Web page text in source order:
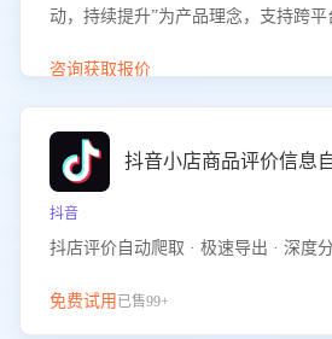
动，持续提升”为产品理念，支持跨
升客服团队的销服能力。
咨询获取报价
抖音小店商品评价信息
抖音
抖店评价自动爬取 · 极速导出 · 深度
免费试用 已售99+